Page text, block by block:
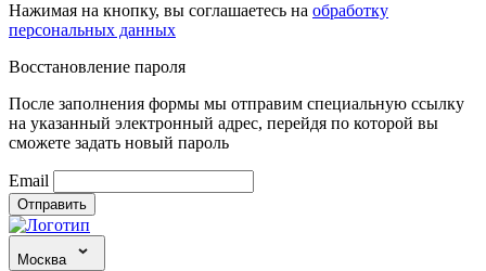
Нажимая на кнопку, вы соглашаетесь на обработку
персональных данных
Восстановление пароля
После заполнения формы мы отправим специальную ссылку
на указанный электронный адрес, перейдя по которой вы
сможете задать новый пароль
Email
Отправить
Москва